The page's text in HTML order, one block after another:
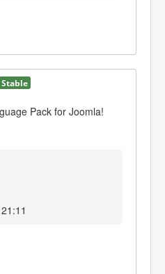
Stable
Pack for Joomla!